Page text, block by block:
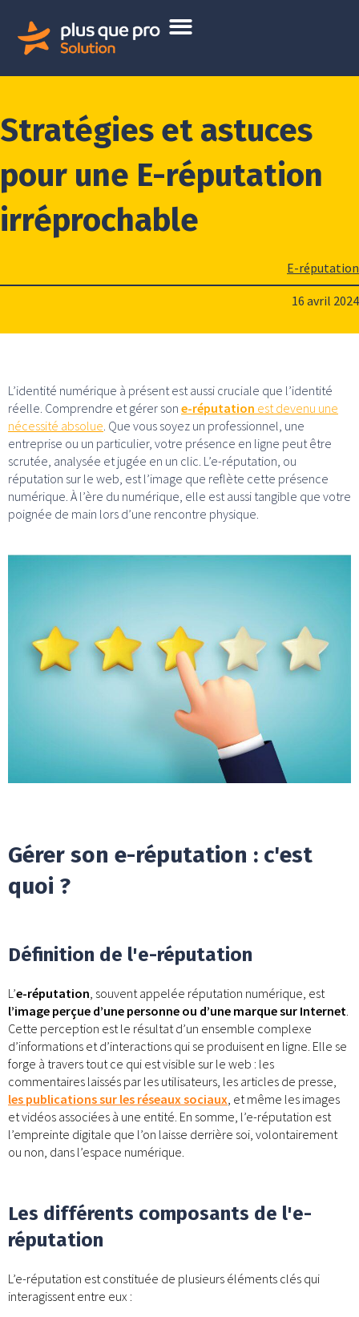
Stratégies et astuces
pour une E-réputation
irréprochable
E-réputation
16 avril 2024
L’identité numérique à présent est aussi cruciale que l’identité
réelle. Comprendre et gérer son e-réputation est devenu une
nécessité absolue . Que vous soyez un professionnel, une
entreprise ou un particulier, votre présence en ligne peut être
scrutée, analysée et jugée en un clic. L’e-réputation, ou
réputation sur le web, est l’image que reflète cette présence
numérique. À l’ère du numérique, elle est aussi tangible que votre
poignée de main lors d’une rencontre physique.
Gérer son e-réputation : c'est
quoi ?
Définition de l'e-réputation
L’e-réputation, souvent appelée réputation numérique, est
l’image perçue d’une personne ou d’une marque sur Internet.
Cette perception est le résultat d’un ensemble complexe
d’informations et d’interactions qui se produisent en ligne. Elle se
forge à travers tout ce qui est visible sur le web : les
commentaires laissés par les utilisateurs, les articles de presse,
les publications sur les réseaux sociaux, et même les images
et vidéos associées à une entité. En somme, l’e-réputation est
l’empreinte digitale que l’on laisse derrière soi, volontairement
ou non, dans l’espace numérique.
Les différents composants de l'e-
réputation
L’e-réputation est constituée de plusieurs éléments clés qui
interagissent entre eux :